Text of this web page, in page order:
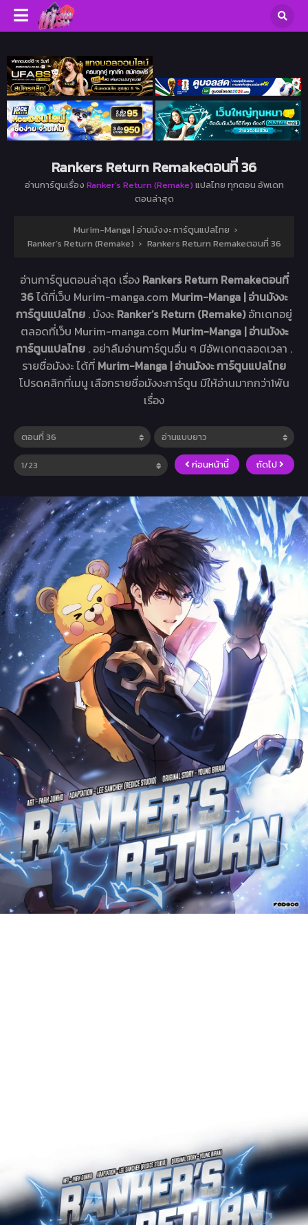
Rankers Return Remakeตอนที่ 36
อ่านการ์ตูนเรื่อง Ranker’s Return (Remake) แปลไทย ทุกตอน อัพเดท
ตอนล่าสุด
Murim-Manga | อ่านมังงะ การ์ตูนแปลไทย ›
Ranker’s Return (Remake) › Rankers Return Remakeตอนที่ 36
อ่านการ์ตูนตอนล่าสุด เรื่อง Rankers Return Remakeตอนที่
36ได้ที่เว็บ Murim-manga.com Murim-Manga | อ่านมังงะ
การ์ตูนแปลไทย . มังงะ Ranker’s Return (Remake)อัทเดทอยู่
ตลอดที่เว็บ Murim-manga.com Murim-Manga | อ่านมังงะ
การ์ตูนแปลไทย . อย่าลืมอ่านการ์ตูนอื่น ๆ มีอัพเดทตลอดเวลา .
รายชื่อมังงะ ได้ที่ Murim-Manga | อ่านมังงะ การ์ตูนแปลไทย
โปรดคลิกที่เมนู เลือกรายชื่อมังงะการ์ตูน มีให้อ่านมากกว่า1พัน
เรื่อง
ก่อนหน้านี้ ถัดไป